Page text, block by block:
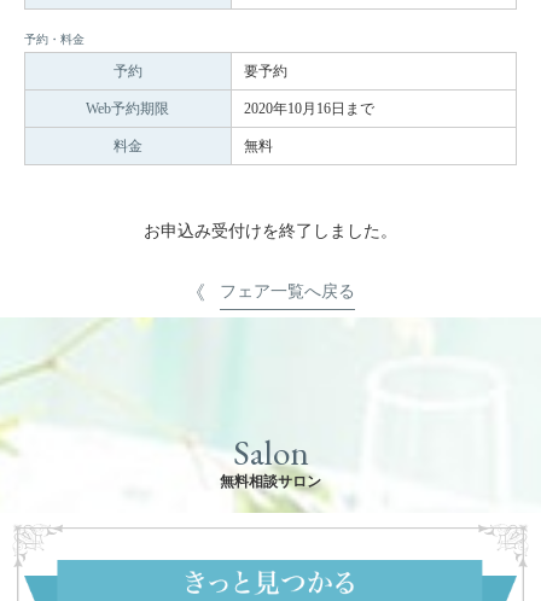
予約・料金
予約 要予約
Web予約期限 2020年10月16日まで
料金 無料
お申込み受付けを終了しました。
フェア一覧へ戻る
Salon
無料相談サロン